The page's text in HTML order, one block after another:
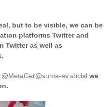
but to be visible, we can be
platforms Twitter and
Twitter as well as
@MetaGer@suma-ev.social we